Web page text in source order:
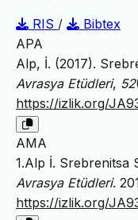
RIS /
Bibtex
APA
Alp, İ. (2017).
Avrasya Etüdleri, 52
https://izlik.org/
AMA
1.Alp İ. Srebrenitsa
Avrasya Etüdleri.
https://izlik.org/